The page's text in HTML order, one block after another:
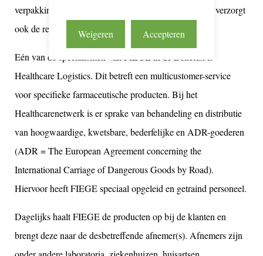
verpakkingsmateriaal en het oude toestel weer mee en verzorgt
ook de retourcontrole en –afhandeling.
Eén van de specialismen van FIEGE in de Benelux is
Healthcare Logistics. Dit betreft een multicustomer-service
voor specifieke farmaceutische producten. Bij het
Healthcarenetwerk is er sprake van behandeling en distributie
van hoogwaardige, kwetsbare, bederfelijke en ADR-goederen
(ADR = The European Agreement concerning the
International Carriage of Dangerous Goods by Road).
Hiervoor heeft FIEGE speciaal opgeleid en getraind personeel.
Dagelijks haalt FIEGE de producten op bij de klanten en
brengt deze naar de desbetreffende afnemer(s). Afnemers zijn
Weigeren Accepteren